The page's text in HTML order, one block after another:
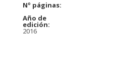
Nº páginas:
Año de
edición:
2016